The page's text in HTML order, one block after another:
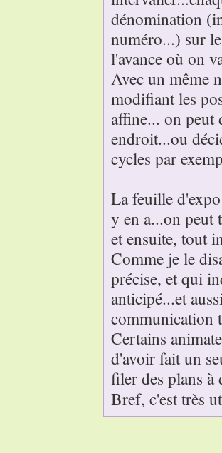
dénomination
numéro...) sur
l'avance où on
Avec un même
modifiant les
affine... on peut
endroit...ou
cycles par
La feuille
y en a...on peut
et ensuite, tout
Comme je le
précise, et qui
anticipé...et
communication
Certains
d'avoir fait un
filer des plans à
Bref, c'est très